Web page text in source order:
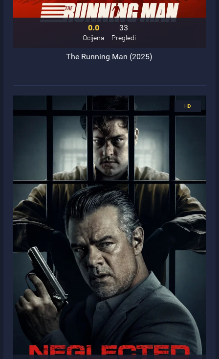
0.0
Ocijena
33
Pregledi
The Running Man (2025)